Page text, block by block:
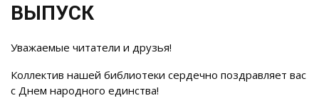
ВЫПУСК
Уважаемые читатели и друзья!
Коллектив нашей библиотеки сердечно поздравляет вас
с Днем народного единства!